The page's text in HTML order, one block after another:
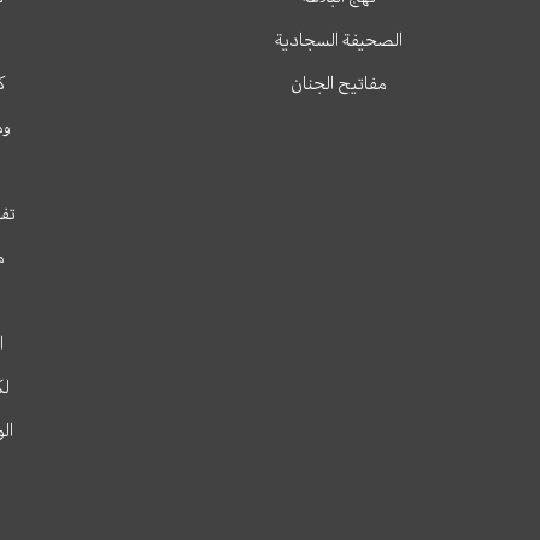
الصحيفة السجادية
مفاتيح الجنان